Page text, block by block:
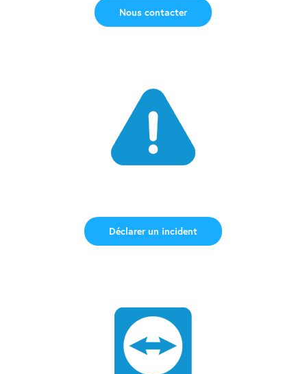
Nous contacter
Déclarer un incident